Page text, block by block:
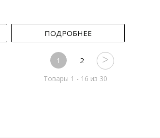
ПОДРОБНЕЕ
1 2
Товары 1 - 16 из 30